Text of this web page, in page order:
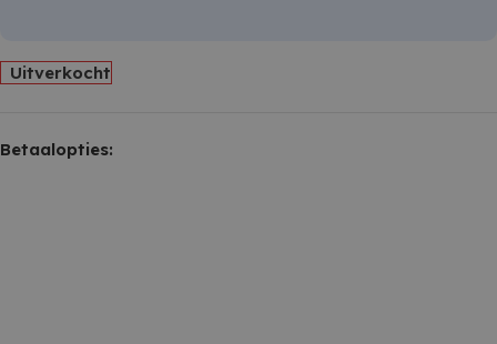
Uitverkocht
Betaalopties: